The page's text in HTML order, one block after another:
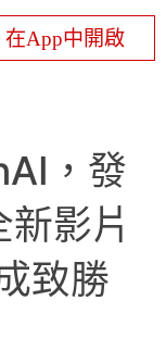
在App中開啟
，發
影片
致勝